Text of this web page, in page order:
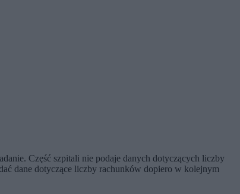
Część szpitali nie podaje danych dotyczących liczby
dane dotyczące liczby rachunków dopiero w kolejnym